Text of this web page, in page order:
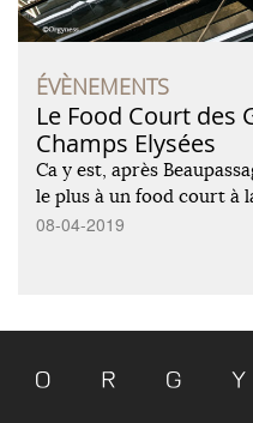
ÉVÈNEMENTS
Le Food Court des
Champs Elysées
Ca y est, après
le plus à un food court à
08-04-2019